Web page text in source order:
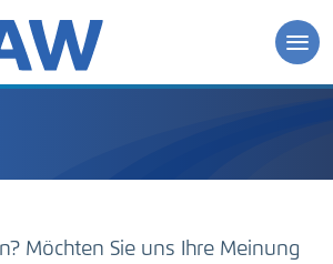
Möchten Sie uns Ihre Meinung